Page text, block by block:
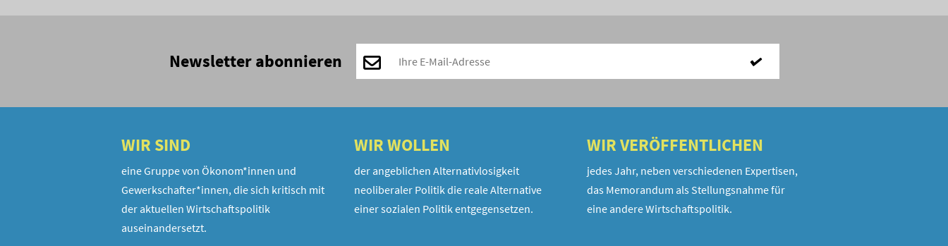
Newsletter abonnieren
WIR SIND
eine Gruppe von Ökonom*innen und
Gewerkschafter*innen, die sich kritisch mit
der aktuellen Wirtschaftspolitik
auseinandersetzt.
WIR WOLLEN
der angeblichen Alternativlosigkeit
neoliberaler Politik die reale Alternative
einer sozialen Politik entgegensetzen.
WIR VERÖFFENTLICHEN
jedes Jahr, neben verschiedenen Expertisen,
das Memorandum als Stellungsnahme für
eine andere Wirtschaftspolitik.